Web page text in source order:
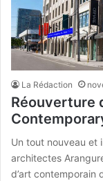
La Rédaction
Réouverture
Un tout nouveau et
architectes
d’art contemporain